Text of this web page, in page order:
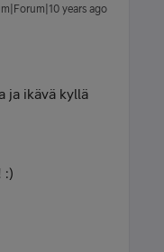
years ago
ja ikävä kyllä
:)